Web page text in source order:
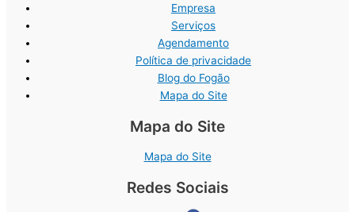
Empresa
Serviços
Agendamento
Política de privacidade
Blog do Fogão
Mapa do Site
Mapa do Site
Mapa do Site
Redes Sociais